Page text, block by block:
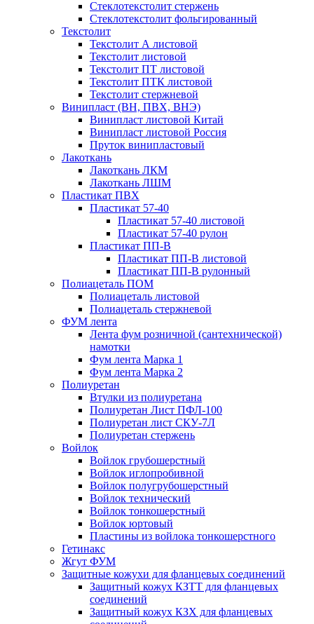
Стеклотекстолит стержень
Стеклотекстолит фольгированный
Текстолит
Текстолит А листовой
Текстолит листовой
Текстолит ПТ листовой
Текстолит ПТК листовой
Текстолит стержневой
Винипласт (ВН, ПВХ, ВНЭ)
Винипласт листовой Китай
Винипласт листовой Россия
Пруток винипластовый
Лакоткань
Лакоткань ЛКМ
Лакоткань ЛШМ
Пластикат ПВХ
Пластикат 57-40
Пластикат 57-40 листовой
Пластикат 57-40 рулон
Пластикат ПП-В
Пластикат ПП-В листовой
Пластикат ПП-В рулонный
Полиацеталь ПОМ
Полиацеталь листовой
Полиацеталь стержневой
ФУМ лента
Лента фум розничной (сантехнической)
намотки
Фум лента Марка 1
Фум лента Марка 2
Полиуретан
Втулки из полиуретана
Полиуретан Лист ПФЛ-100
Полиуретан лист СКУ-7Л
Полиуретан стержень
Войлок
Войлок грубошерстный
Войлок иглопробивной
Войлок полугрубошерстный
Войлок технический
Войлок тонкошерстный
Войлок юртовый
Пластины из войлока тонкошерстного
Гетинакс
Жгут ФУМ
Защитные кожухи для фланцевых соединений
Защитный кожух КЗТТ для фланцевых
соединений
Защитный кожух КЗХ для фланцевых